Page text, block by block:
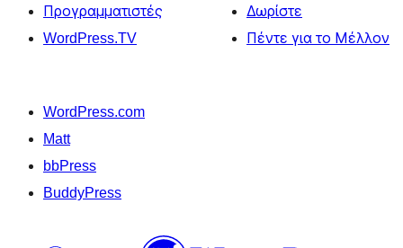
Προγραμματιστές
WordPress.TV
Δωρίστε
Πέντε για το Μέλλον
WordPress.com
Matt
bbPress
BuddyPress